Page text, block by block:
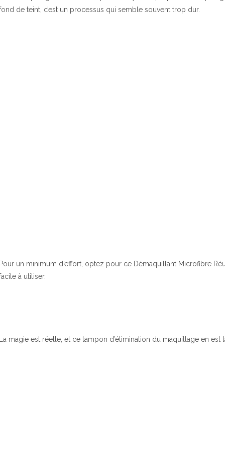
de teint, c’est un processus qui semble souvent trop dur.
un minimum d’effort, optez pour ce Démaquillant Microfibre
à utiliser.
magie est réelle, et ce tampon d’élimination du maquillage en est